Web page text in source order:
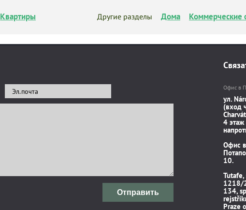
Квартиры Другие разделы Дома Коммерческие
Отправить
Офис в
ул.
(вход
4
Офис
10.
1218/
134,
Praze